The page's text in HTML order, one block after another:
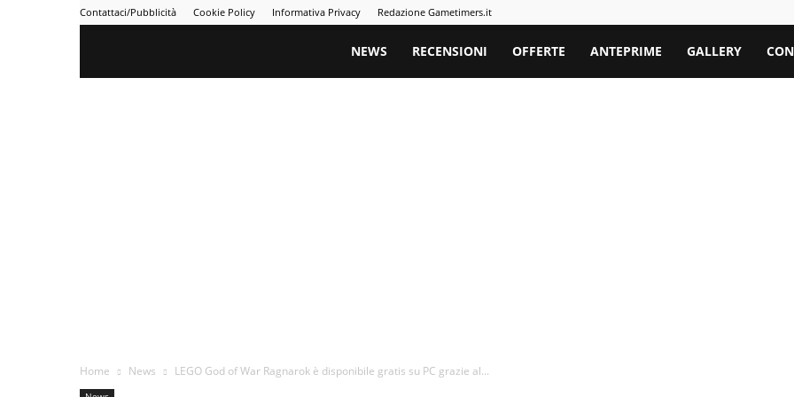
Contattaci/Pubblicità Cookie Policy Informativa Privacy Redazione Gametimers.it
Gametimers
NEWS RECENSIONI OFFERTE ANTEPRIME GALLERY
Home News LEGO God of War Ragnarok è disponibile gratis su PC grazie al...